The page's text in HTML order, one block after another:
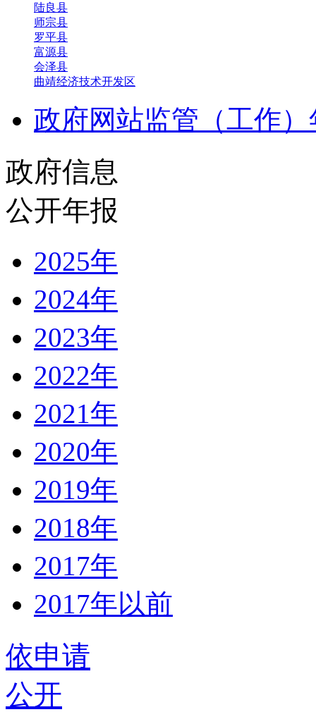
陆良县
师宗县
罗平县
富源县
会泽县
曲靖经济技术开发区
政府网站监管（工作
政府信息
公开年报
2025年
2024年
2023年
2022年
2021年
2020年
2019年
2018年
2017年
2017年以前
依申请
公开